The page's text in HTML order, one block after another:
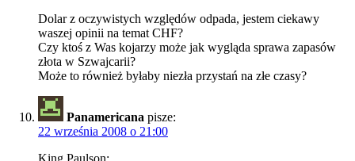
Dolar z oczywistych względów odpada, jestem ciekawy
waszej opinii na temat CHF?
Czy ktoś z Was kojarzy może jak wygląda sprawa zapasów
złota w Szwajcarii?
Może to również byłaby niezła przystań na złe czasy?
Panamericana pisze:
22 września 2008 o 21:00